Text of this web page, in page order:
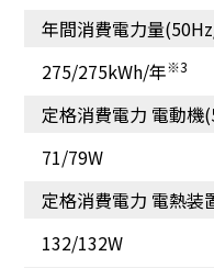
年間消費電力量
275/275kWh/年※3
定格消費電力 電動機
71/79W
定格消費電力 電熱装
132/132W